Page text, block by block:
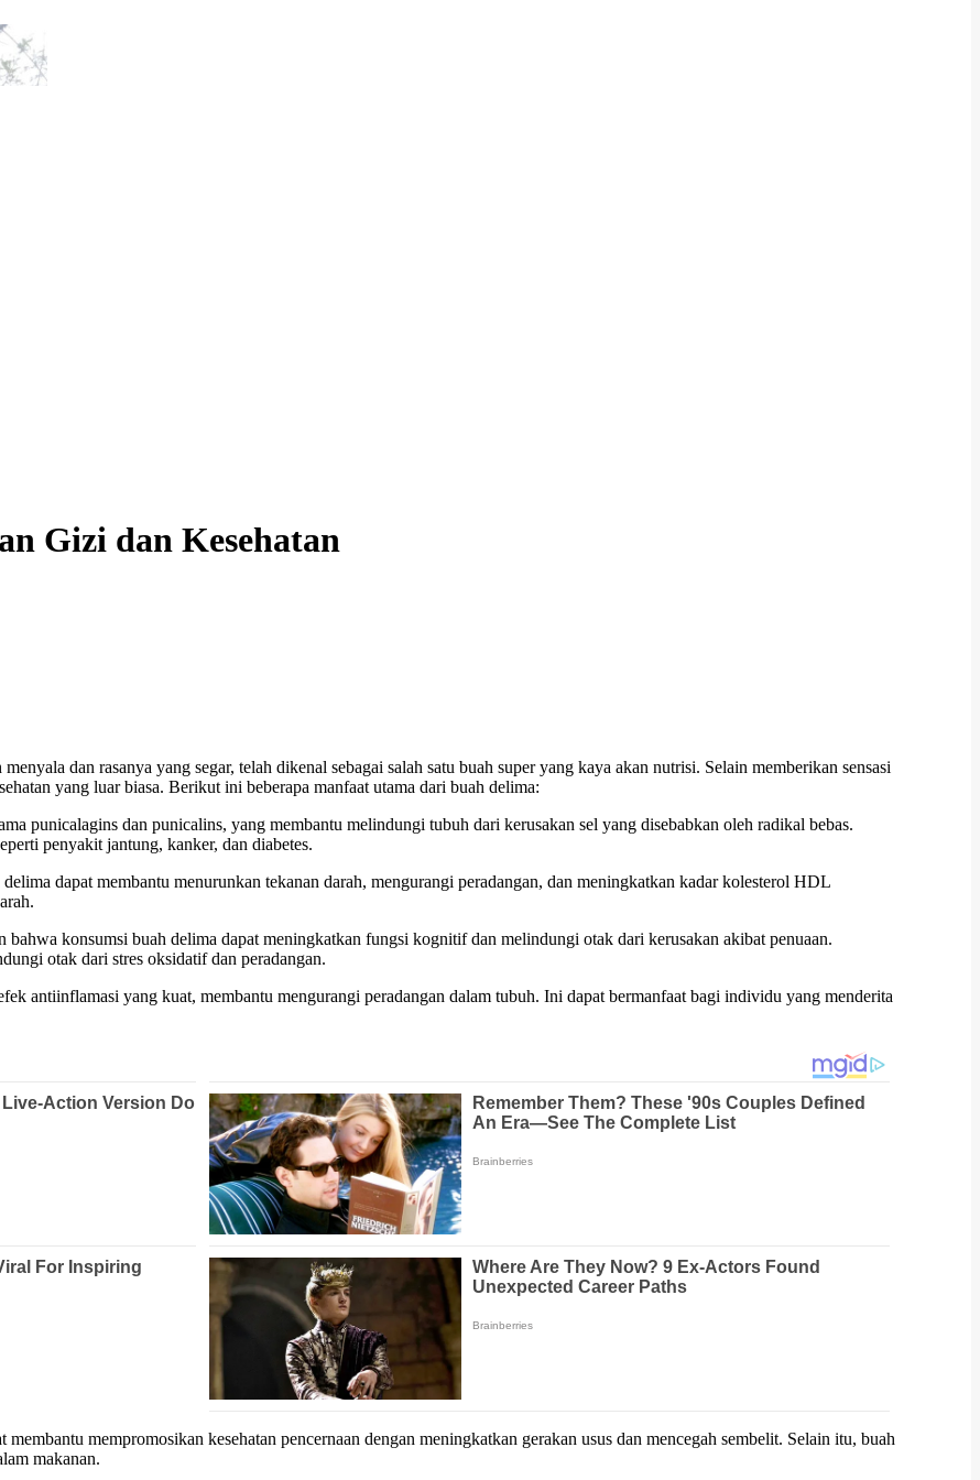
Gizi dan Kesehatan
dan rasanya yang segar, telah dikenal sebagai salah satu buah super yang kaya akan nutrisi. Selain memberikan sensasi
yang luar biasa. Berikut ini beberapa manfaat utama dari buah delima:
punicalagins dan punicalins, yang membantu melindungi tubuh dari kerusakan sel yang disebabkan oleh radikal bebas.
penyakit jantung, kanker, dan diabetes.
dapat membantu menurunkan tekanan darah, mengurangi peradangan, dan meningkatkan kadar kolesterol HDL
bahwa konsumsi buah delima dapat meningkatkan fungsi kognitif dan melindungi otak dari kerusakan akibat penuaan.
otak dari stres oksidatif dan peradangan.
antiinflamasi yang kuat, membantu mengurangi peradangan dalam tubuh. Ini dapat bermanfaat bagi individu yang menderita
mempromosikan kesehatan pencernaan dengan meningkatkan gerakan usus dan mencegah sembelit. Selain itu, buah
makanan.